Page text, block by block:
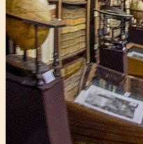
Főtámogató: